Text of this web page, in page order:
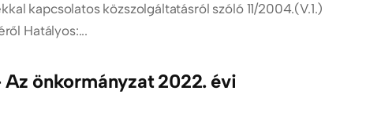
kapcsolatos közszolgáltatásról szóló 11/2004.(V.1.)
Hatályos:...
önkormányzat 2022. évi